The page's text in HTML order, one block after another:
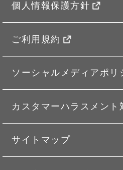
個人情報保護方針
ご利用規約
ソーシャルメディアポリ
カスタマーハラスメント
サイトマップ